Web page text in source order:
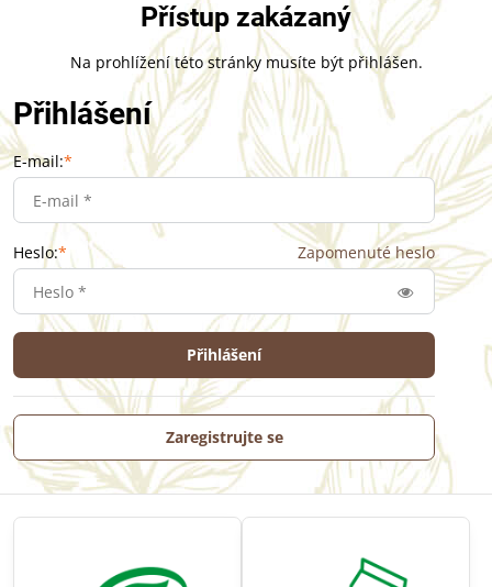
Přístup zakázaný
Na prohlížení této stránky musíte být přihlášen.
Přihlášení
E-mail:*
Zapomenuté heslo
Heslo:*
Přihlášení
Zaregistrujte se